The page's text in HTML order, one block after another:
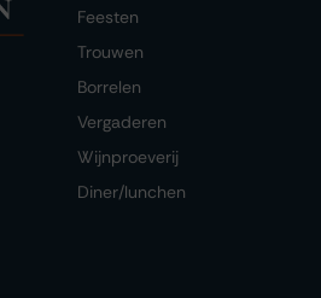
Feesten
Trouwen
Borrelen
Vergaderen
Wijnproeverij
Diner/lunchen